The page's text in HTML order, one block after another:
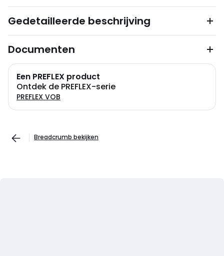
Gedetailleerde beschrijving
Documenten
Een PREFLEX product
Ontdek de PREFLEX-serie
PREFLEX VOB
Breadcrumb bekijken